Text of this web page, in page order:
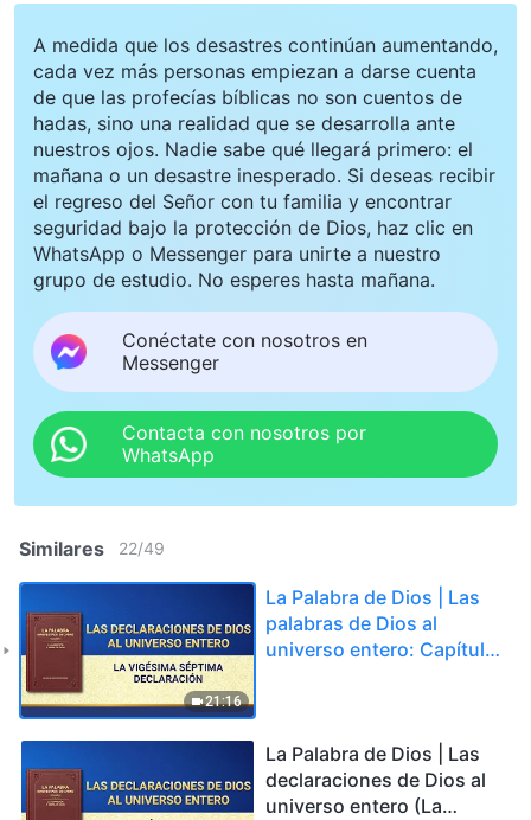
A medida que los desastres continúan aumentando,
cada vez más personas empiezan a darse cuenta
de que las profecías bíblicas no son cuentos de
hadas, sino una realidad que se desarrolla ante
nuestros ojos. Nadie sabe qué llegará primero: el
mañana o un desastre inesperado. Si deseas recibir
el regreso del Señor con tu familia y encontrar
seguridad bajo la protección de Dios, haz clic en
WhatsApp o Messenger para unirte a nuestro
grupo de estudio. No esperes hasta mañana.
Conéctate con nosotros en
Messenger
Contacta con nosotros por
WhatsApp
Similares 22/49
21:16
La Palabra de Dios | Las
palabras de Dios al
universo entero: Capítulo
La Palabra de Dios | Las
declaraciones de Dios al
universo entero (La